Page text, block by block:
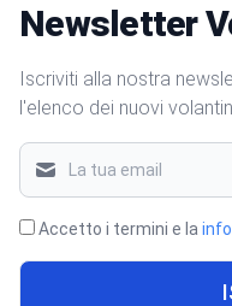
Newsletter
Iscriviti alla nostra
l'elenco dei nuovi
Accetto i termini e la